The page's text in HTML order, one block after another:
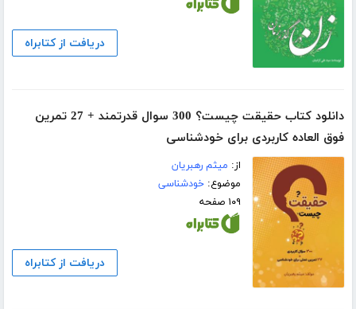
دریافت از کتابراه
دانلود کتاب حقیقت چیست؟ 300 سوال قدرتمند + 27 تمرین
فوق العاده کاربردی برای خودشناسی
از: میثم رهبریان
موضوع:خودشناسی
۱۰۹ صفحه
دریافت از کتابراه